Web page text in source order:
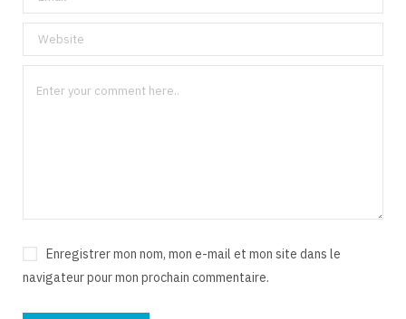
Enregistrer mon nom, mon e-mail et mon site dans le
navigateur pour mon prochain commentaire.